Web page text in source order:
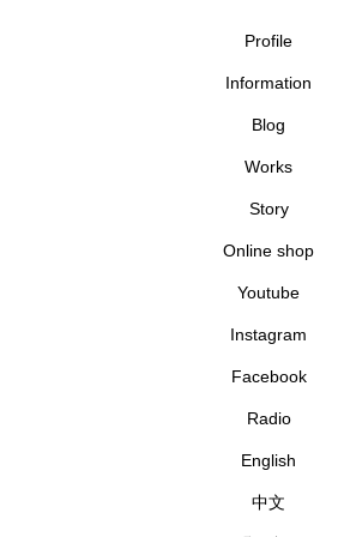
Profile
Information
Blog
Works
Story
Online shop
Youtube
Instagram
Facebook
Radio
English
中文